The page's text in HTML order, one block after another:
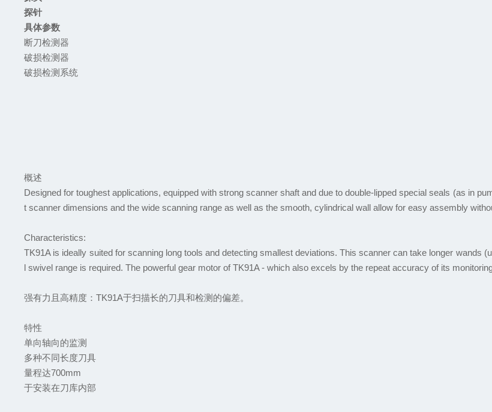
探针
具体参数
断刀检测器
破损检测器
破损检测系统
概述
Designed for toughest applications, equipped with strong scanner shaft and due to double-lipped special seals (as in
t scanner dimensions and the wide scanning range as well as the smooth, cylindrical wall allow for easy assembly
Characteristics:
TK91A is ideally suited for scanning long tools and detecting smallest deviations. This scanner can take longer wands
l swivel range is required. The powerful gear motor of TK91A - which also excels by the repeat accuracy of its
强有力且高精度 ：TK91A于扫描长的刀具和检测的偏差。
特性
单向轴向的监测
多种不同长度刀具
量程达700mm
于安装在刀库内部